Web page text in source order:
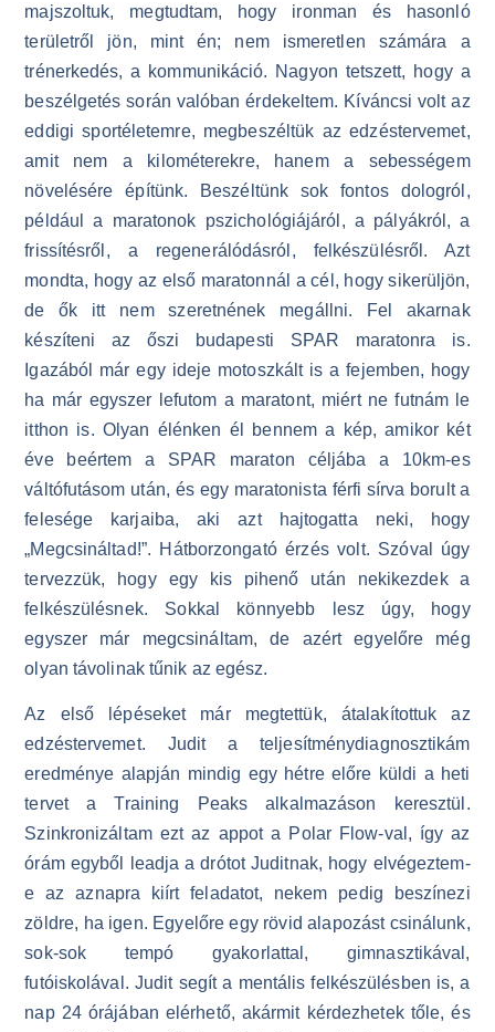
majszoltuk, megtudtam, hogy ironman és hasonló
területről jön, mint én; nem ismeretlen számára a
trénerkedés, a kommunikáció. Nagyon tetszett, hogy a
beszélgetés során valóban érdekeltem. Kíváncsi volt az
eddigi sportéletemre, megbeszéltük az edzéstervemet,
amit nem a kilométerekre, hanem a sebességem
növelésére építünk. Beszéltünk sok fontos dologról,
például a maratonok pszichológiájáról, a pályákról, a
frissítésről, a regenerálódásról, felkészülésről. Azt
mondta, hogy az első maratonnál a cél, hogy sikerüljön,
de ők itt nem szeretnének megállni. Fel akarnak
készíteni az őszi budapesti SPAR maratonra is.
Igazából már egy ideje motoszkált is a fejemben, hogy
ha már egyszer lefutom a maratont, miért ne futnám le
itthon is. Olyan élénken él bennem a kép, amikor két
éve beértem a SPAR maraton céljába a 10km-es
váltófutásom után, és egy maratonista férfi sírva borult a
felesége karjaiba, aki azt hajtogatta neki, hogy
„Megcsináltad!”. Hátborzongató érzés volt. Szóval úgy
tervezzük, hogy egy kis pihenő után nekikezdek a
felkészülésnek. Sokkal könnyebb lesz úgy, hogy
egyszer már megcsináltam, de azért egyelőre még
olyan távolinak tűnik az egész.
Az első lépéseket már megtettük, átalakítottuk az
edzéstervemet. Judit a teljesítménydiagnosztikám
eredménye alapján mindig egy hétre előre küldi a heti
tervet a Training Peaks alkalmazáson keresztül.
Szinkronizáltam ezt az appot a Polar Flow-val, így az
órám egyből leadja a drótot Juditnak, hogy elvégeztem-
e az aznapra kiírt feladatot, nekem pedig beszínezi
zöldre, ha igen. Egyelőre egy rövid alapozást csinálunk,
sok-sok tempó gyakorlattal, gimnasztikával,
futóiskolával. Judit segít a mentális felkészülésben is, a
nap 24 órájában elérhető, akármit kérdezhetek tőle, és